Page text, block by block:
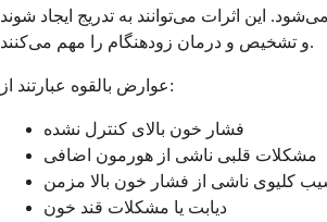
این اثرات می‌توانند به تدریج ایجاد شوند
و تشخیص و درمان زودهنگام را مهم می‌کنند.
عوارض بالقوه عبارتند از:
فشار خون بالای کنترل نشده
مشکلات قلبی ناشی از هورمون اضافی
کلیوی ناشی از فشار خون بالا مزمن
دیابت یا مشکلات قند خون